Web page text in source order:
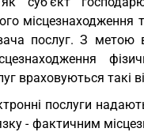
місцезнаходження
послуг. З метою
враховуються такі
послуги
- фактичним